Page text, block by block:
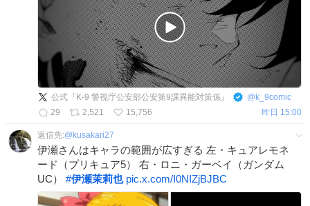
公式『K-9 警視庁公安部公安第9課異能対策係』 @ k_9comic
29
2,521 15,756 昨日 15:00
返信先:@ kusakari27
伊瀬さんはキャラの範囲が広すぎる 左・キュアレモネ
ード（プリキュア5） 右・ロニ・ガーベイ（ガンダム
UC） #伊瀬茉莉也 pic.x.com/I0NIZjBJBC